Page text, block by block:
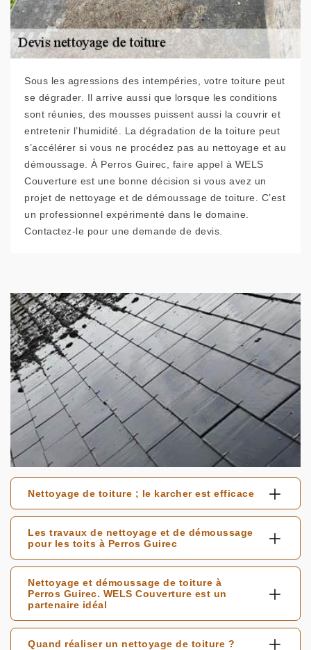
Sous les agressions des intempéries, votre toiture peut
se dégrader. Il arrive aussi que lorsque les conditions
sont réunies, des mousses puissent aussi la couvrir et
entretenir l’humidité. La dégradation de la toiture peut
s’accélérer si vous ne procédez pas au nettoyage et au
démoussage. À Perros Guirec, faire appel à WELS
Couverture est une bonne décision si vous avez un
projet de nettoyage et de démoussage de toiture. C’est
un professionnel expérimenté dans le domaine.
Contactez-le pour une demande de devis.
Nettoyage de toiture ; le karcher est efficace
Les travaux de nettoyage et de démoussage
pour les toits à Perros Guirec
Nettoyage et démoussage de toiture à
Perros Guirec. WELS Couverture est un
partenaire idéal
Quand réaliser un nettoyage de toiture ?